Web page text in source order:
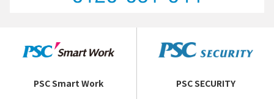
PSC Smart Work PSC SECURITY